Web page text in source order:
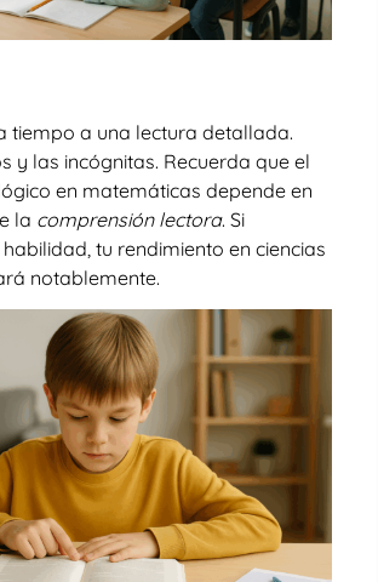
tiempo a una lectura detallada.
y las incógnitas. Recuerda que el
en matemáticas depende en
la comprensión lectora. Si
tu rendimiento en ciencias
notablemente.